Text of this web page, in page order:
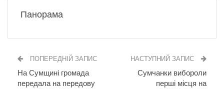
Панорама
ПОПЕРЕДНІЙ ЗАПИС
На Сумщині громада
передала на передову
НАСТУПНИЙ ЗАПИС
Сумчанки вибороли
перші місця на